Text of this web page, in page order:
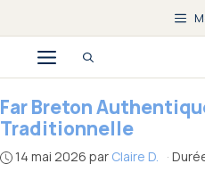
au
contenuMenu
Far Breton
Traditionnelle
14 mai 2026 par Claire D. ·